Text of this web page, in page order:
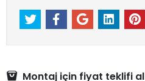
Montaj için fiyat teklifi al